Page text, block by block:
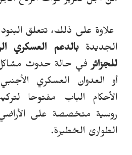
علاوة على ذلك، تتعلق البنود
الجديدةبالدعم العسكري
للجزائرفي حالة حدوث مشاكل
أو العدوان العسكري
الأحكام الباب مفتوحا
روسية متخصصة على
الطوارئ الخطيرة.